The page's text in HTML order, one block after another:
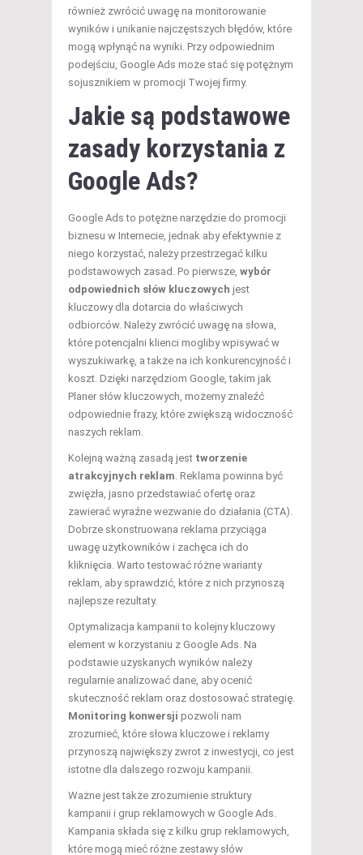
również zwrócić uwagę na monitorowanie
wyników i unikanie najczęstszych błędów, które
mogą wpłynąć na wyniki. Przy odpowiednim
podejściu, Google Ads może stać się potężnym
sojusznikiem w promocji Twojej firmy.
Jakie są podstawowe
zasady korzystania z
Google Ads?
Google Ads to potężne narzędzie do promocji
biznesu w Internecie, jednak aby efektywnie z
niego korzystać, należy przestrzegać kilku
podstawowych zasad. Po pierwsze, wybór
odpowiednich słów kluczowych jest
kluczowy dla dotarcia do właściwych
odbiorców. Należy zwrócić uwagę na słowa,
które potencjalni klienci mogliby wpisywać w
wyszukiwarkę, a także na ich konkurencyjność i
koszt. Dzięki narzędziom Google, takim jak
Planer słów kluczowych, możemy znaleźć
odpowiednie frazy, które zwiększą widoczność
naszych reklam.
Kolejną ważną zasadą jest tworzenie
atrakcyjnych reklam . Reklama powinna być
zwięzła, jasno przedstawiać ofertę oraz
zawierać wyraźne wezwanie do działania (CTA).
Dobrze skonstruowana reklama przyciąga
uwagę użytkowników i zachęca ich do
kliknięcia. Warto testować różne warianty
reklam, aby sprawdzić, które z nich przynoszą
najlepsze rezultaty.
Optymalizacja kampanii to kolejny kluczowy
element w korzystaniu z Google Ads. Na
podstawie uzyskanych wyników należy
regularnie analizować dane, aby ocenić
skuteczność reklam oraz dostosować strategię.
Monitoring konwersji pozwoli nam
zrozumieć, które słowa kluczowe i reklamy
przynoszą największy zwrot z inwestycji, co jest
istotne dla dalszego rozwoju kampanii.
Ważne jest także zrozumienie struktury
kampanii i grup reklamowych w Google Ads.
Kampania składa się z kilku grup reklamowych,
które mogą mieć różne zestawy słów